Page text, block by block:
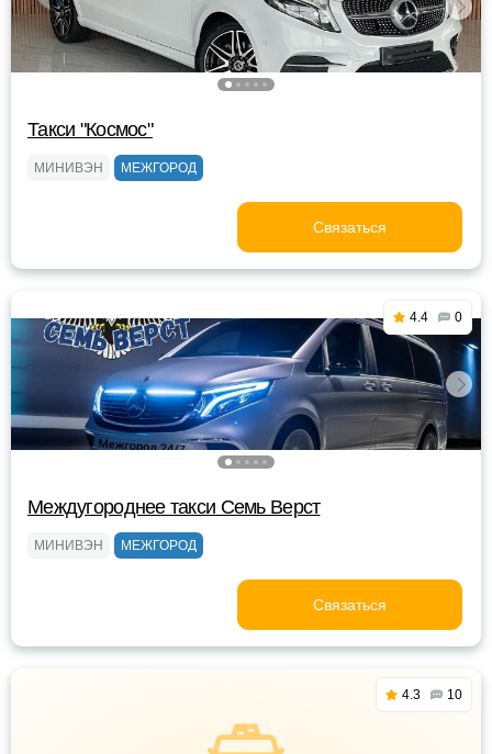
Такси "Космос"
МИНИВЭН МЕЖГОРОД
Связаться
4.4 0
Междугороднее такси Семь Верст
МИНИВЭН МЕЖГОРОД
Связаться
4.3 10